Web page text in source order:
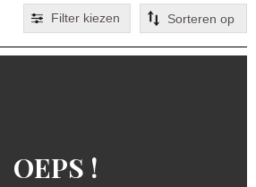
Filter kiezen
OEPS !